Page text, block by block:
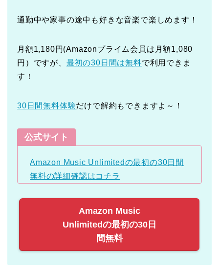
通勤中や家事の途中も好きな音楽で楽しめます！
月額1,180円(Amazonプライム会員は月額1,080
円）ですが、 最初の30日間は無料で利用できま
す！
30日間無料体験だけで解約もできますよ～！
公式サイト
Amazon Music Unlimitedの最初の30日間
無料の詳細確認はコチラ
Amazon Music
Unlimitedの最初の30日
間無料